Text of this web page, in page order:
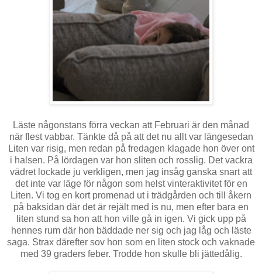
Läste någonstans förra veckan att Februari är den månad
när flest vabbar. Tänkte då på att det nu allt var längesedan
Liten var risig, men redan på fredagen klagade hon över ont
i halsen. På lördagen var hon sliten och rosslig. Det vackra
vädret lockade ju verkligen, men jag insåg ganska snart att
det inte var läge för någon som helst vinteraktivitet för en
Liten. Vi tog en kort promenad ut i trädgården och till åkern
på baksidan där det är rejält med is nu, men efter bara en
liten stund sa hon att hon ville gå in igen. Vi gick upp på
hennes rum där hon bäddade ner sig och jag låg och läste
saga. Strax därefter sov hon som en liten stock och vaknade
med 39 graders feber. Trodde hon skulle bli jättedålig.